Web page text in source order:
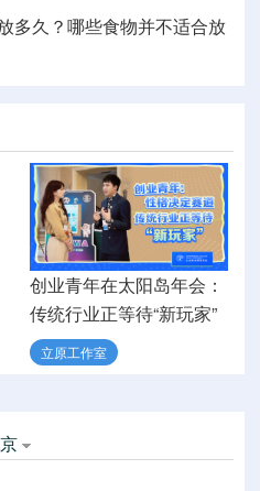
多久？哪些食物并不适合放
创业青年在太阳岛年会：
传统行业正等待“新玩家”
立原工作室